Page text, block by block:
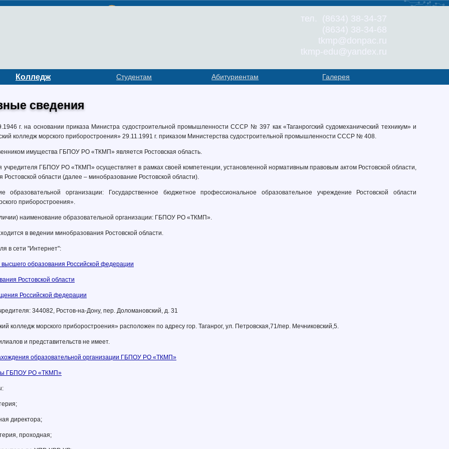
тел. (8634) 38-34-37
(8634) 38-34-68
tkmp@donpac.ru
tkmp-edu@yandex.ru
Колледж Студентам Абитуриентам Галерея
сведения
г. на основании приказа Министра судостроительной промышленности СССР № 397 как «Таганрогский судомеханический техникум» и
колледж морского приборостроения» 29.11.1991 г. приказом Министерства судостроительной промышленности СССР № 408.
имущества ГБПОУ РО «ТКМП» является Ростовская область.
учредителя ГБПОУ РО «ТКМП» осуществляет в рамках своей компетенции, установленной нормативным правовым актом Ростовской области,
Ростовской области (далее – минобразование Ростовской области).
образовательной организации: Государственное бюджетное профессиональное образовательное учреждение Ростовской области
приборостроения».
наименование образовательной организации: ГБПОУ РО «ТКМП».
в ведении минобразования Ростовской области.
в сети "Интернет":
высшего образования Российской федерации
Ростовской области
Российской федерации
344082, Ростов-на-Дону, пер. Доломановский, д. 31
колледж морского приборостроения» расположен по адресу гор. Таганрог, ул. Петровская,71/пер. Мечниковский,5.
и представительств не имеет.
образовательной организации ГБПОУ РО «ТКМП»
ГБПОУ РО «ТКМП»
директора;
проходная;